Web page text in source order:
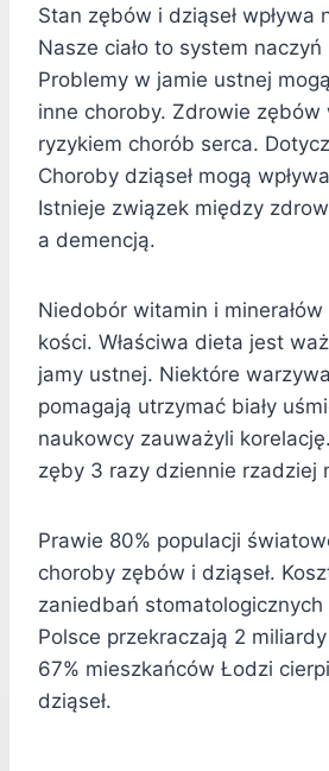
Stan zębów i dziąseł wpływa
Nasze ciało to system naczyń
Problemy w jamie ustnej
inne choroby. Zdrowie zębów
ryzykiem chorób serca.
Choroby dziąseł mogą
Istnieje związek między
a demencją.
Niedobór witamin i minerałów
kości. Właściwa dieta jest
jamy ustnej. Niektóre
pomagają utrzymać biały
naukowcy zauważyli
zęby 3 razy dziennie rzadziej
Prawie 80% populacji
choroby zębów i dziąseł.
zaniedbań
Polsce przekraczają 2
67% mieszkańców Łodzi
dziąseł.